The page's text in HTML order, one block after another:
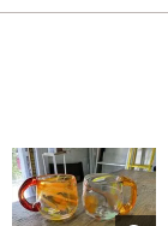
けました。大きさ
も色々できるみ
立てながらワク